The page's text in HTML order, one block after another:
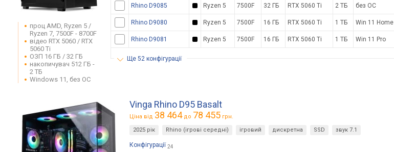
проц AMD, Ryzen 5 /
Ryzen 7, 7500F - 8700F
відео RTX 5060 / RTX
5060 Ti
ОЗП 16 ГБ / 32 ГБ
накопичувач 512 ГБ -
2 ТБ
Windows 11, без ОС
Rhino D9085 Ryzen 5 7500F 32 ГБ RTX 5060 Ti 2 ТБ без ОС
Rhino D9080 Ryzen 5 7500F 16 ГБ RTX 5060 Ti 1 ТБ Win 11 Home
Rhino D9081 Ryzen 5 7500F 16 ГБ RTX 5060 Ti 1 ТБ Win 11 Pro
ще 52 конфігурації
Vinga Rhino D95 Basalt
Ціна від 38 464до 78 455 грн.
2025 рік
Rhino (ігрові середні) ігровий дискретна SSD звук 7.1
Конфігурації 24